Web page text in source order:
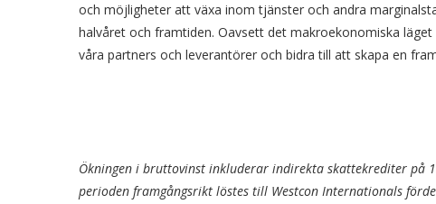
och möjligheter att växa inom tjänster och andra
halvåret och framtiden. Oavsett det makroekonomiska
våra partners och leverantörer och bidra till att skapa en
Ökningen i bruttovinst inkluderar indirekta skattekrediter på
perioden framgångsrikt löstes till Westcon Internationals